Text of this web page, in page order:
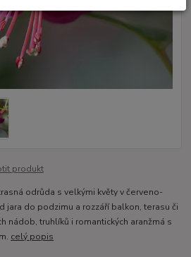
produkt
odrůda s velkými květy v červeno-
jara do podzimu a rozzáří balkon, terasu či
nádob, truhlíků i romantických aranžmá s
celý popis